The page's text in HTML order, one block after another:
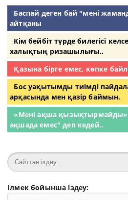
Баспай деген бай "мені
айтқаны
Кім бейбіт түрде билегісі
халықтың ризашылығы..
Қазына бірге емес, көпке
Бос уақытымды тиімді
арқасында мен қазір баймын.
«Мені ақша қызықтырмайды»
ақшада емес" деп кедей..
Ілмек бойынша іздеу: